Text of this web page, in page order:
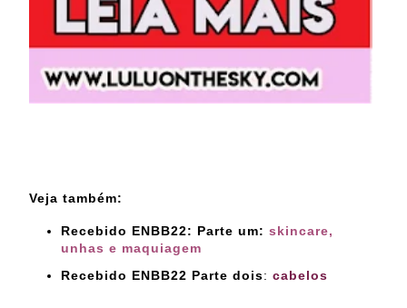
Veja também:
Recebido ENBB22: Parte um: skincare,
unhas e maquiagem
Recebido ENBB22 Parte dois: cabelos